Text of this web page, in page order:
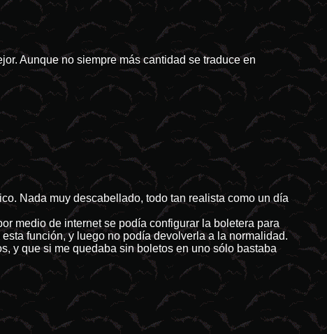
Aunque no siempre más cantidad se traduce en
Nada muy descabellado, todo tan realista como un día
medio de internet se podía configurar la boletera para
función, y luego no podía devolverla a la normalidad.
y que si me quedaba sin boletos en uno sólo bastaba